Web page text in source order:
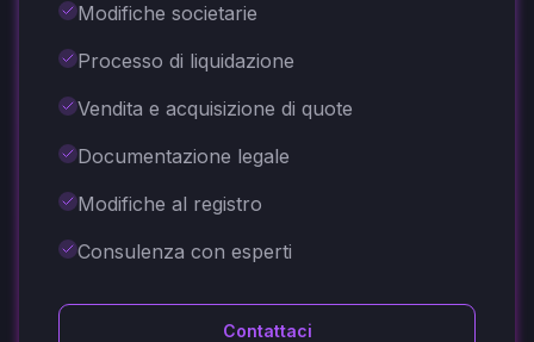
Modifiche societarie
Processo di liquidazione
Vendita e acquisizione di quote
Documentazione legale
Modifiche al registro
Consulenza con esperti
Contattaci